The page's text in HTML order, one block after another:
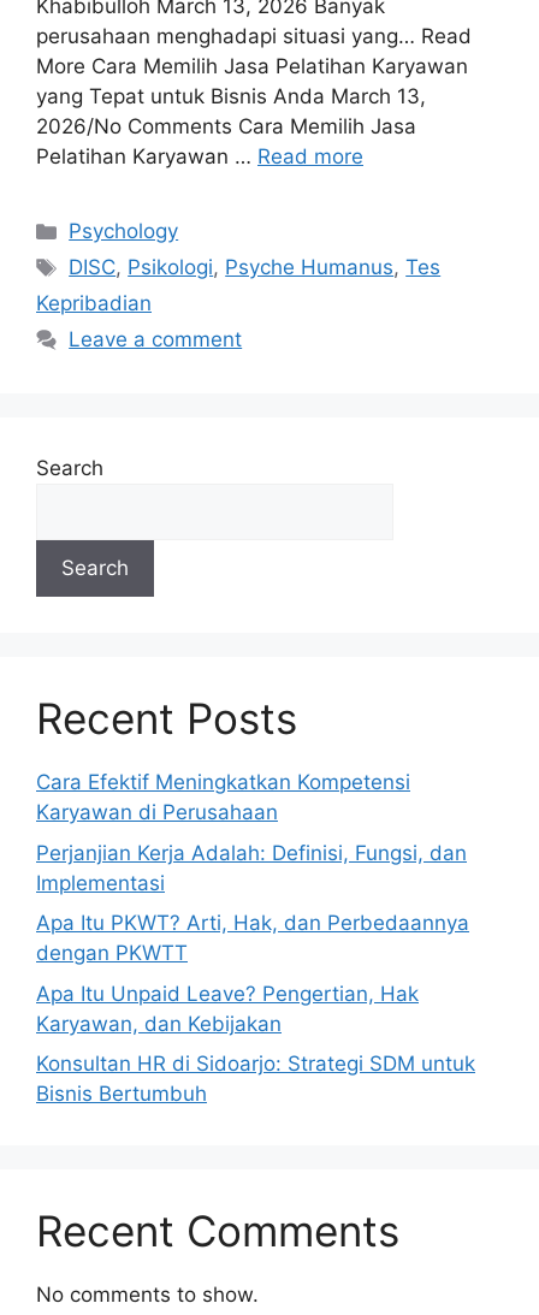
Khabibulloh March 13, 2026 Banyak
perusahaan menghadapi situasi yang… Read
More Cara Memilih Jasa Pelatihan Karyawan
yang Tepat untuk Bisnis Anda March 13,
2026/No Comments Cara Memilih Jasa
Pelatihan Karyawan … Read more
Psychology
DISC, Psikologi, Psyche Humanus,Tes
Kepribadian
Leave a comment
Search
Search
Recent Posts
Cara Efektif Meningkatkan Kompetensi
Karyawan di Perusahaan
Perjanjian Kerja Adalah: Definisi, Fungsi, dan
Implementasi
Apa Itu PKWT? Arti, Hak, dan Perbedaannya
dengan PKWTT
Apa Itu Unpaid Leave? Pengertian, Hak
Karyawan, dan Kebijakan
Konsultan HR di Sidoarjo: Strategi SDM untuk
Bisnis Bertumbuh
Recent Comments
No comments to show.